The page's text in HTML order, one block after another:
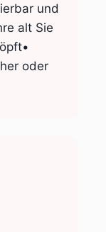
und
alt Sie
oder